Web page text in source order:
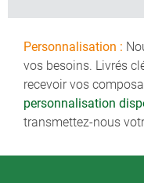
Personnalisation :
vos besoins. Livrés
recevoir vos
personnalisation
transmettez-nous